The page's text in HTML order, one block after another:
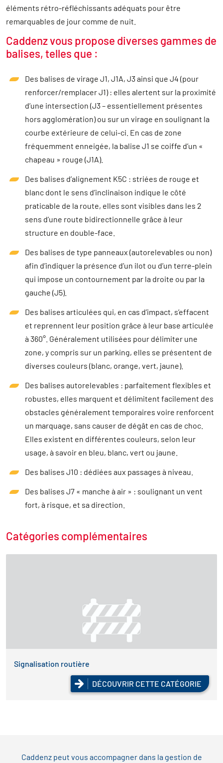
éléments rétro-réfléchissants adéquats pour être
remarquables de jour comme de nuit.
Caddenz vous propose diverses gammes de
balises, telles que :
Des balises de virage J1, J1A, J3 ainsi que J4 (pour
renforcer/remplacer J1) : elles alertent sur la proximité
d’une intersection (J3 – essentiellement présentes
hors agglomération) ou sur un virage en soulignant la
courbe extérieure de celui-ci. En cas de zone
fréquemment enneigée, la balise J1 se coiffe d’un «
chapeau » rouge (J1A).
Des balises d’alignement K5C : striées de rouge et
blanc dont le sens d’inclinaison indique le côté
praticable de la route, elles sont visibles dans les 2
sens d’une route bidirectionnelle grâce à leur
structure en double-face.
Des balises de type panneaux (autorelevables ou non)
afin d’indiquer la présence d’un ilot ou d’un terre-plein
qui impose un contournement par la droite ou par la
gauche (J5).
Des balises articulées qui, en cas d’impact, s’effacent
et reprennent leur position grâce à leur base articulée
à 360°. Généralement utilisées pour délimiter une
zone, y compris sur un parking, elles se présentent de
diverses couleurs (blanc, orange, vert, jaune).
Des balises autorelevables : parfaitement flexibles et
robustes, elles marquent et délimitent facilement des
obstacles généralement temporaires voire renforcent
un marquage, sans causer de dégât en cas de choc.
Elles existent en différentes couleurs, selon leur
usage, à savoir en bleu, blanc, vert ou jaune.
Des balises J10 : dédiées aux passages à niveau.
Des balises J7 « manche à air » : soulignant un vent
fort, à risque, et sa direction.
Catégories complémentaires
Signalisation routière
DÉCOUVRIR CETTE CATÉGORIE
Caddenz peut vous accompagner dans la gestion de